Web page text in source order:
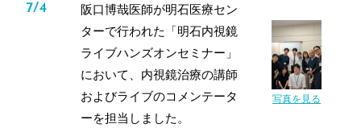
7/4
阪口博哉医師が明石医療セン
ターで行われた「明石内視鏡
ライブハンズオンセミナー」
において、内視鏡治療の講師
およびライブのコメンテータ
ーを担当しました。
写真を見る